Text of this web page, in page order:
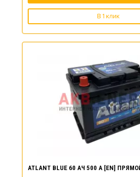
В 1 клик
ATLANT BLUE 60 АЧ 500 А [EN]